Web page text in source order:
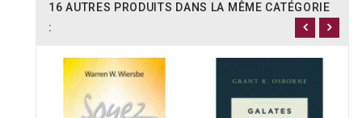
16 AUTRES PRODUITS DANS LA MÊME CATÉGORIE
: